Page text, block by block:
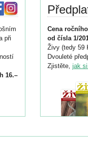
při
16.–
Cena
od čísla 1/
Živy (tedy 59
Dvouleté
Zjistěte, jak